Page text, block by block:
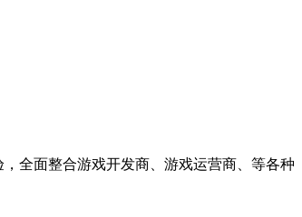
全面整合游戏开发商、游戏运营商、等各种